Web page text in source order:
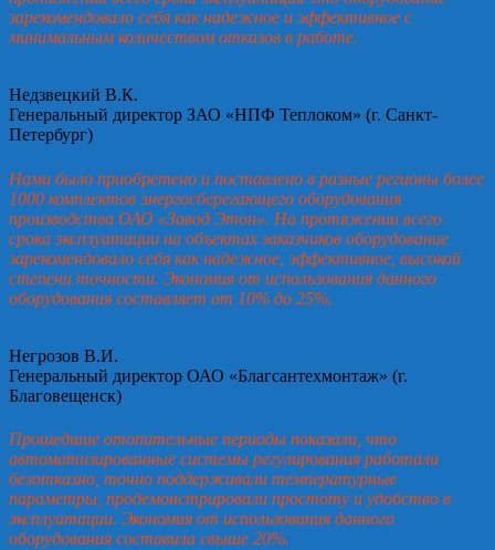
зарекомендовало себя как надежное и эффективное с
минимальным количеством отказов в работе.
Недзвецкий В.К.
Генеральный директор ЗАО «НПФ Теплоком» (г. Санкт-
Петербург)
Нами было приобретено и поставлено в разные регионы более
1000 комплектов энергосберегающего оборудования
производства ОАО «Завод Этон». На протяжении всего
срока эксплуатации на объектах заказчиков оборудование
зарекомендовало себя как надежное, эффективное, высокой
степени точности. Экономия от использования данного
оборудования составляет от 10% до 25%.
Негрозов В.И.
Генеральный директор ОАО «Благсантехмонтаж» (г.
Благовещенск)
Прошедшие отопительные периоды показали, что
автоматизированные системы регулирования работали
безотказно, точно поддерживали температурные
параметры, продемонстрировали простоту и удобство в
эксплуатации. Экономия от использования данного
оборудования составила свыше 20%.